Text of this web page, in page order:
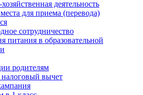
деятельность
для приема (перевода)
сотрудничество
питания в образовательной
родителям
вычет